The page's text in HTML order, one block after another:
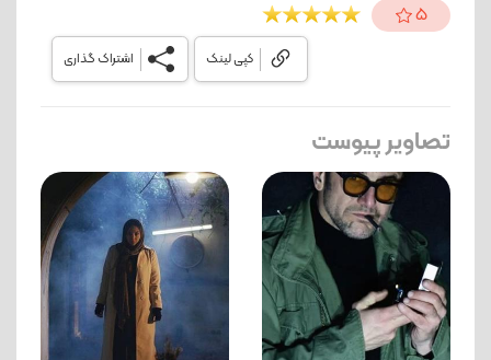
5
اشتراک گذاری کپی لینک
تصاویر پیوست